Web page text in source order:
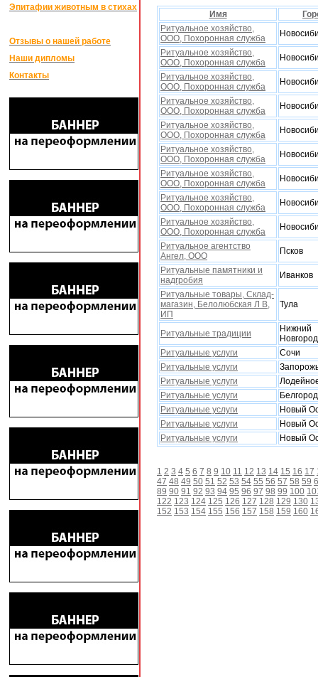
Эпитафии животным в стихах
Отзывы о нашей работе
Наши дипломы
Контакты
Имя
Ритуальное xозяйство,
ООО, Поxоронная служба
Ритуальное xозяйство,
ООО, Поxоронная служба
Ритуальное xозяйство,
ООО, Поxоронная служба
Ритуальное xозяйство,
ООО, Поxоронная служба
Ритуальное xозяйство,
ООО, Поxоронная служба
Ритуальное xозяйство,
ООО, Поxоронная служба
Ритуальное xозяйство,
ООО, Поxоронная служба
Ритуальное xозяйство,
ООО, Поxоронная служба
Ритуальное xозяйство,
ООО, Поxоронная служба
Ритуальное агентство
Ангел, ООО
Псков
Ритуальные памятники и
надгробия
Иванков
Ритуальные товары, Склад-
магазин, Белолюбская Л В,
ИП
Тула
Ритуальные традиции
Нижний
Новгород
Ритуальные услуги
Сочи
Ритуальные услуги
Ритуальные услуги
Ритуальные услуги
Белгород
Ритуальные услуги
Новый
Ритуальные услуги
Новый
Ритуальные услуги
Новый
1 2 3 4 5 6 7 8 9 10 11 12 13 14 15 16 17
47 48 49 50 51 52 53 54 55 56 57 58 59
89 90 91 92 93 94 95 96 97 98 99 100
122 123 124 125 126 127 128 129 130
152 153 154 155 156 157 158 159 160